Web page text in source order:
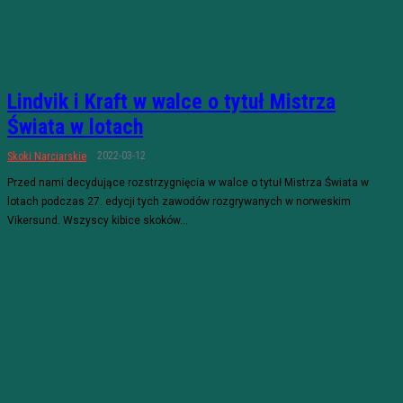
Lindvik i Kraft w walce o tytuł Mistrza
Świata w lotach
Skoki Narciarskie 2022-03-12
Przed nami decydujące rozstrzygnięcia w walce o tytuł Mistrza Świata w
lotach podczas 27. edycji tych zawodów rozgrywanych w norweskim
Vikersund. Wszyscy kibice skoków...